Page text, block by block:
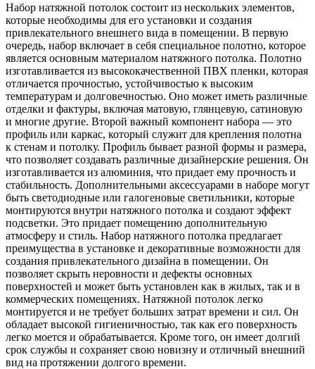
Набор натяжной потолок состоит из нескольких элементов,
которые необходимы для его установки и создания
привлекательного внешнего вида в помещении. В первую
очередь, набор включает в себя специальное полотно, которое
является основным материалом натяжного потолка. Полотно
изготавливается из высококачественной ПВХ пленки, которая
отличается прочностью, устойчивостью к высоким
температурам и долговечностью. Оно может иметь различные
отделки и фактуры, включая матовую, глянцевую, сатиновую
и многие другие. Второй важный компонент набора — это
профиль или каркас, который служит для крепления полотна
к стенам и потолку. Профиль бывает разной формы и размера,
что позволяет создавать различные дизайнерские решения. Он
изготавливается из алюминия, что придает ему прочность и
стабильность. Дополнительными аксессуарами в наборе могут
быть светодиодные или галогеновые светильники, которые
монтируются внутри натяжного потолка и создают эффект
подсветки. Это придает помещению дополнительную
атмосферу и стиль. Набор натяжного потолка предлагает
преимущества в установке и декоративные возможности для
создания привлекательного дизайна в помещении. Он
позволяет скрыть неровности и дефекты основных
поверхностей и может быть установлен как в жилых, так и в
коммерческих помещениях. Натяжной потолок легко
монтируется и не требует больших затрат времени и сил. Он
обладает высокой гигиеничностью, так как его поверхность
легко моется и обрабатывается. Кроме того, он имеет долгий
срок службы и сохраняет свою новизну и отличный внешний
вид на протяжении долгого времени.